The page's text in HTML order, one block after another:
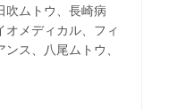
吹ムトウ、長崎病
メディカル、フィ
ス、八尾ムトウ、